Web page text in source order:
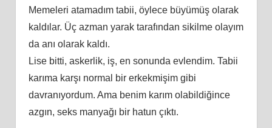
Memeleri atamadım tabii, öylece büyümüş olarak
kaldılar. Üç azman yarak tarafından sikilme olayım
da anı olarak kaldı.
Lise bitti, askerlik, iş, en sonunda evlendim. Tabii
karıma karşı normal bir erkekmişim gibi
davranıyordum. Ama benim karım olabildiğince
azgın, seks manyağı bir hatun çıktı.